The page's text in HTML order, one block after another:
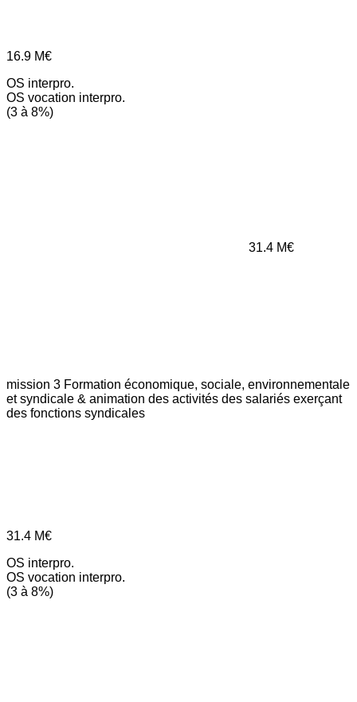
16.9 M€
OS interpro.
OS vocation interpro.
(3 à 8%)
31.4 M€
mission 3 Formation économique, sociale, environnementale
et syndicale & animation des activités des salariés exerçant
des fonctions syndicales
31.4 M€
OS interpro.
OS vocation interpro.
(3 à 8%)